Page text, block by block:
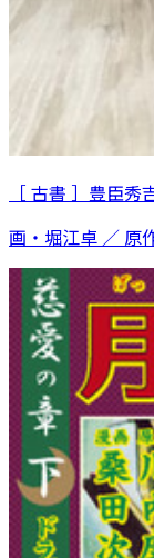
［ 古書 ］豊臣
画・堀江卓 ／ 原